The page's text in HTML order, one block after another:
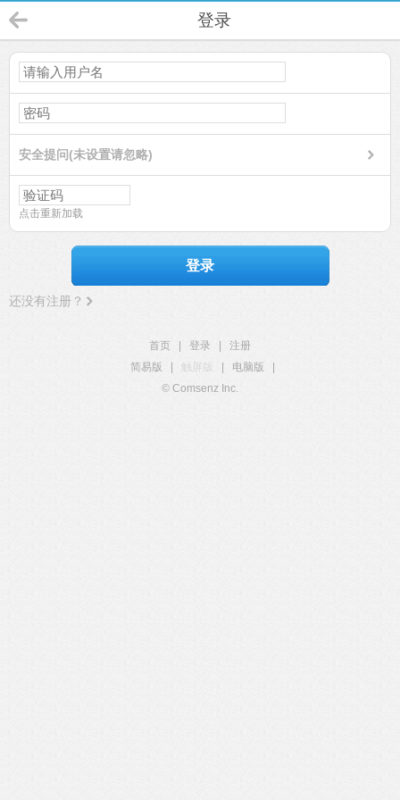
登录
安全提问(未设置请忽略)
点击重新加载
登录
还没有注册？
首页 登录
注册
简易版
触屏版 电脑版
© Comsenz Inc.